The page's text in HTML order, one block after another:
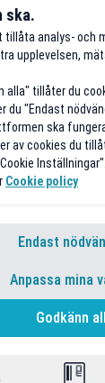
ska.
tillåta analys- och
upplevelsen,
alla" tillåter du
du "Endast
ska
av cookies du
Cookie policy
Endast
Anpassa mina
Godkänn